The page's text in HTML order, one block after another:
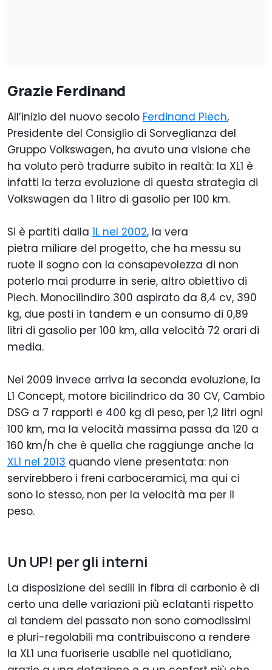
Grazie Ferdinand
All’inizio del nuovo secolo Ferdinand Piëch,
Presidente del Consiglio di Sorveglianza del
Gruppo Volkswagen, ha avuto una visione che
ha voluto però tradurre subito in realtà: la XL1 è
infatti la terza evoluzione di questa strategia di
Volkswagen da 1 litro di gasolio per 100 km.
Si è partiti dalla 1L nel 2002, la vera
pietra miliare del progetto, che ha messu su
ruote il sogno con la consapevolezza di non
poterlo mai produrre in serie, altro obiettivo di
Piech. Monocilindiro 300 aspirato da 8,4 cv, 390
kg, due posti in tandem e un consumo di 0,89
litri di gasolio per 100 km, alla velocità 72 orari di
media.
Nel 2009 invece arriva la seconda evoluzione, la
L1 Concept, motore bicilindrico da 30 CV, Cambio
DSG a 7 rapporti e 400 kg di peso, per 1,2 litri ogni
100 km, ma la velocità massima passa da 120 a
160 km/h che è quella che raggiunge anche la
XL1 nel 2013 quando viene presentata: non
servirebbero i freni carboceramici, ma qui ci
sono lo stesso, non per la velocità ma per il
peso.
Un UP! per gli interni
La disposizione dei sedili in fibra di carbonio è di
certo una delle variazioni più eclatanti rispetto
ai tandem del passato non sono comodissimi
e pluri-regolabili ma contribuiscono a rendere
la XL1 una fuoriserie usabile nel quotidiano,